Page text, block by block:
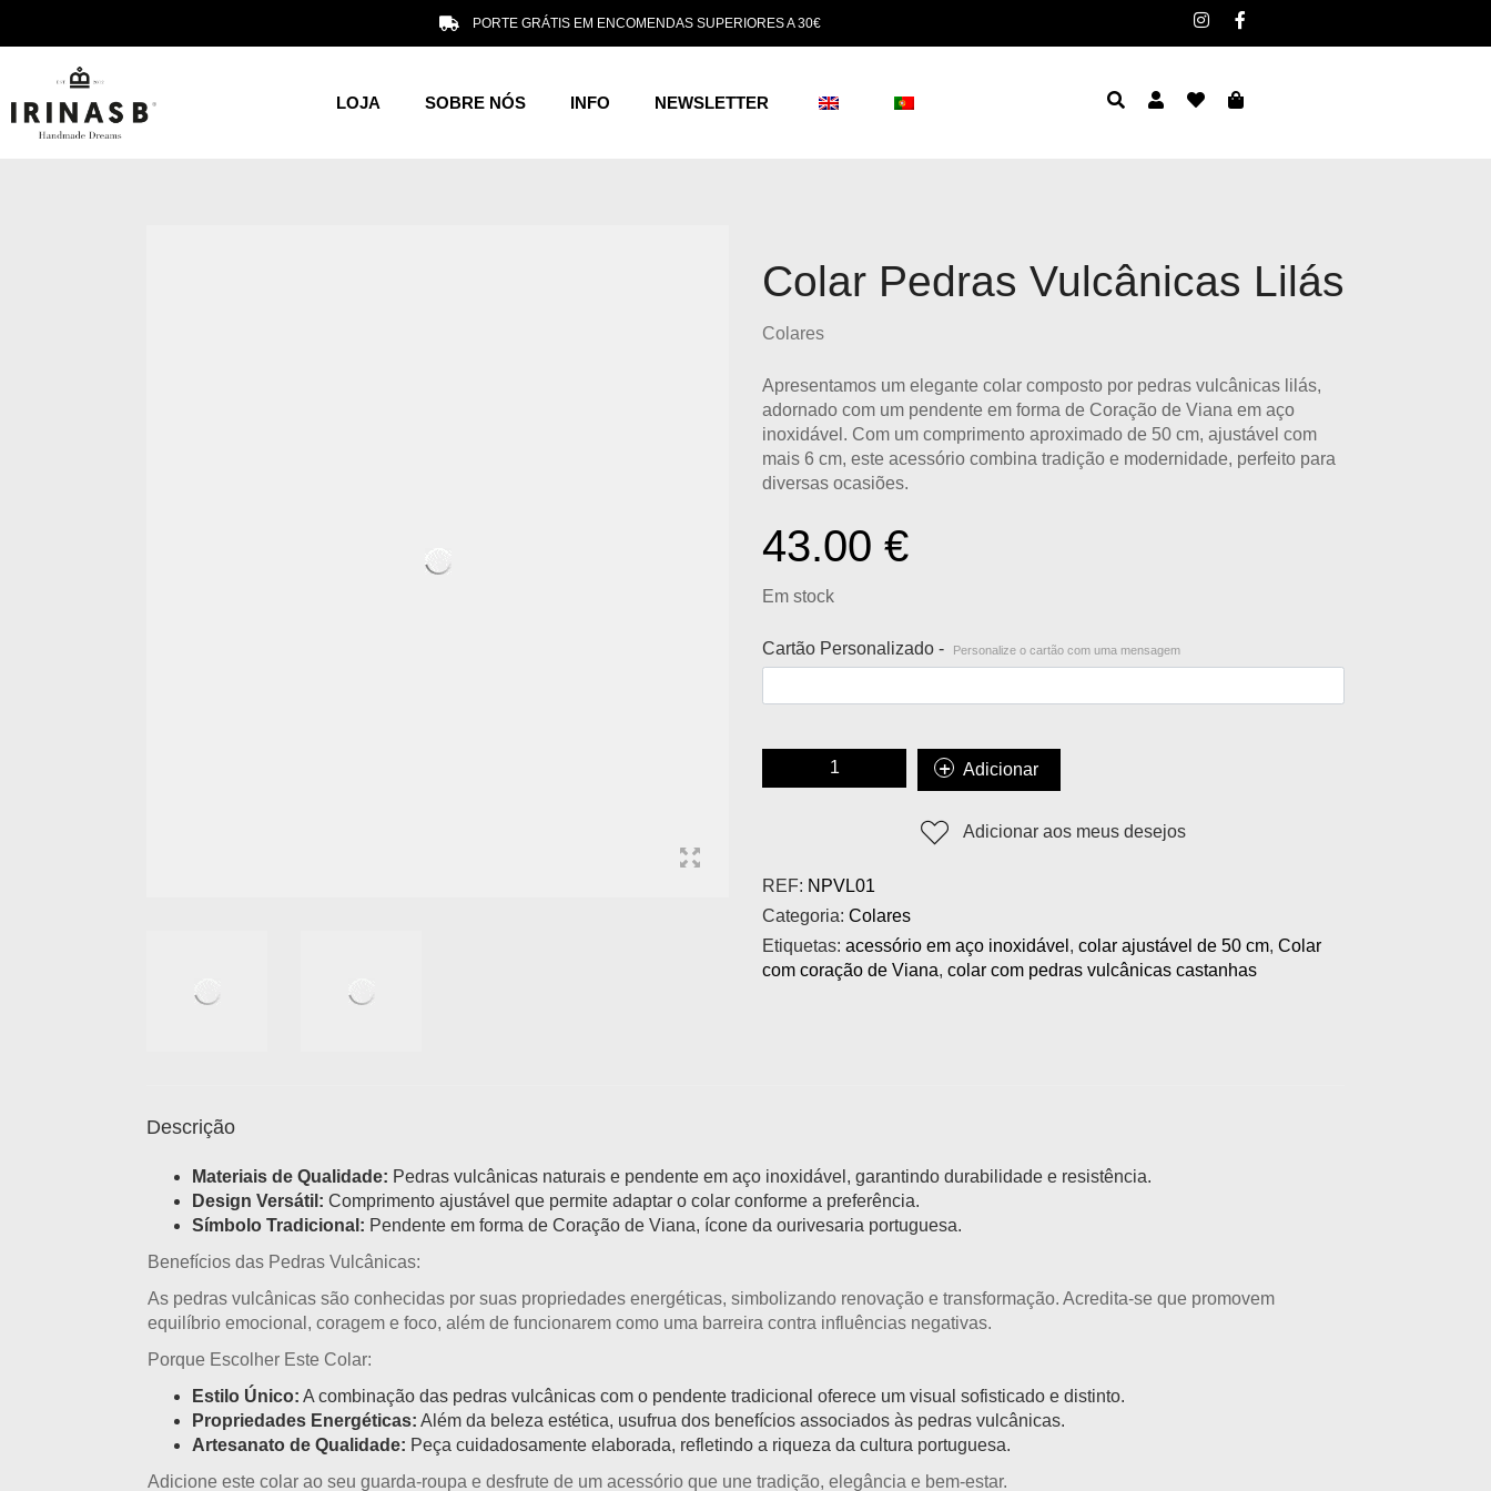
PORTE GRÁTIS EM ENCOMENDAS SUPERIORES A 30€
LOJA SOBRE NÓS INFO NEWSLETTER
Colar Pedras Vulcânicas Lilás
Colares
Apresentamos um elegante colar composto por pedras vulcânicas lilás,
adornado com um pendente em forma de Coração de Viana em aço
inoxidável. Com um comprimento aproximado de 50 cm, ajustável com
mais 6 cm, este acessório combina tradição e modernidade, perfeito para
diversas ocasiões.
43.00 €
Em stock
Cartão Personalizado - Personalize o cartão com uma mensagem
Adicionar
Adicionar aos meus desejos
REF: NPVL01
Categoria: Colares
Etiquetas: acessório em aço inoxidável , colar ajustável de 50 cm, Colar
com coração de Viana, colar com pedras vulcânicas castanhas
Descrição
Materiais de Qualidade: Pedras vulcânicas naturais e pendente em aço inoxidável, garantindo durabilidade e resistência.
Design Versátil: Comprimento ajustável que permite adaptar o colar conforme a preferência.
Símbolo Tradicional: Pendente em forma de Coração de Viana, ícone da ourivesaria portuguesa.
Benefícios das Pedras Vulcânicas:
As pedras vulcânicas são conhecidas por suas propriedades energéticas, simbolizando renovação e transformação. Acredita-se que promovem
equilíbrio emocional, coragem e foco, além de funcionarem como uma barreira contra influências negativas.
Porque Escolher Este Colar:
Estilo Único: A combinação das pedras vulcânicas com o pendente tradicional oferece um visual sofisticado e distinto.
Propriedades Energéticas: Além da beleza estética, usufrua dos benefícios associados às pedras vulcânicas.
Artesanato de Qualidade: Peça cuidadosamente elaborada, refletindo a riqueza da cultura portuguesa.
Adicione este colar ao seu guarda-roupa e desfrute de um acessório que une tradição, elegância e bem-estar.